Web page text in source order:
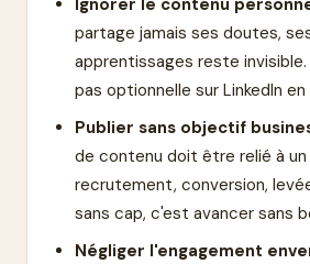
partage jamais ses doutes,
apprentissages reste
pas optionnelle sur LinkedIn en
Publier sans objectif
de contenu doit être relié à
recrutement, conversion,
sans cap, c'est avancer sans
Négliger l'engagement